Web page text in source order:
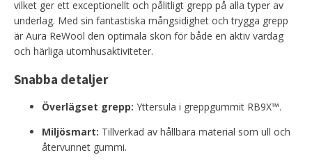
vilket ger ett exceptionellt och pålitligt grepp på alla typer av
underlag. Med sin fantastiska mångsidighet och trygga grepp
är Aura ReWool den optimala skon för både en aktiv vardag
och härliga utomhusaktiviteter.
Snabba detaljer
Överlägset grepp: Yttersula i greppgummit RB9X™.
Miljösmart: Tillverkad av hållbara material som ull och
återvunnet gummi.